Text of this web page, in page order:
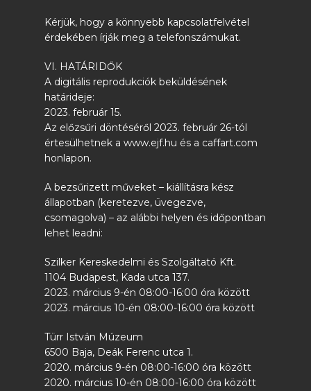
Kérjük, hogy a könnyebb kapcsolatfelvétel
érdekében írják meg a telefonszámukat.
VI. HATÁRIDŐK
A digitális reprodukciók beküldésének
határideje:
2023. február 15.
Az előzsűri döntéséről 2023. február 26-tól
értesülhetnek a www.ejf.hu és a caffart.com
honlapon.
A bezsűrizett műveket – kiállításra kész
állapotban (keretezve, üvegezve,
csomagolva) – az alábbi helyen és időpontban
lehet leadni:
Szilker Kereskedelmi és Szolgáltató Kft.
1104 Budapest, Kada utca 137.
2023. március 9-én 08:00-16:00 óra között
2023. március 10-én 08:00-16:00 óra között
Türr István Múzeum
6500 Baja, Deák Ferenc utca 1.
2020. március 9-én 08:00-16:00 óra között
2020. március 10-én 08:00-16:00 óra között